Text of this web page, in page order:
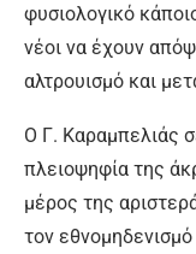
φυσιολογικό
νέοι να έχουν
αλτρουισμό και
Ο Γ. Καραμπελιάς
πλειοψηφία της
μέρος της
τον